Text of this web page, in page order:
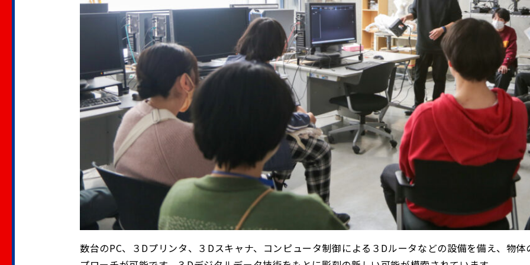
数台のPC、３Dプリンタ、３Dスキャナ、コンピュータ制御による３Dルータなどの設備を備え、物